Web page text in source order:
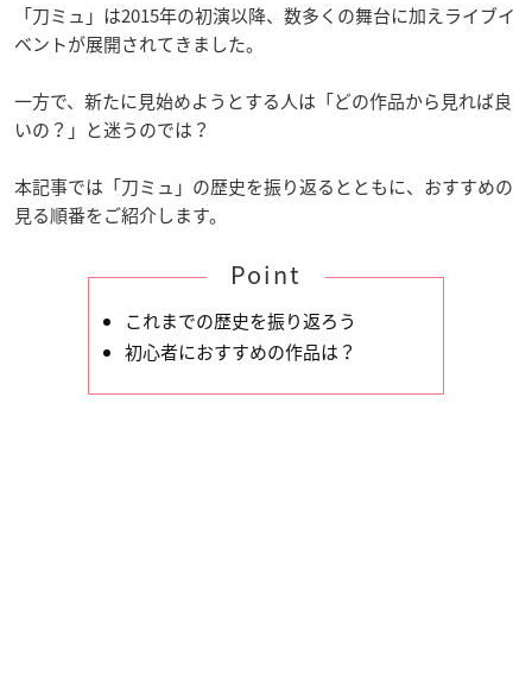
「刀ミュ」は2015年の初演以降、数多くの舞台に加えライブイ
ベントが展開されてきました。
一方で、新たに見始めようとする人は「どの作品から見れば良
いの？」と迷うのでは？
本記事では「刀ミュ」の歴史を振り返るとともに、おすすめの
見る順番をご紹介します。
Point
これまでの歴史を振り返ろう
初心者におすすめの作品は？